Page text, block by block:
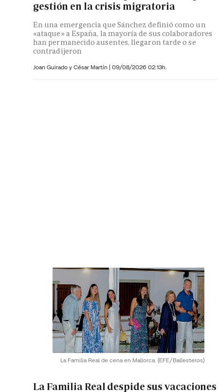
gestión en la crisis migratoria
En una emergencia que Sánchez definió como un
«ataque» a España, la mayoría de sus colaboradores
han permanecido ausentes, llegaron tarde o se
contradijeron
Joan Guirado y César Martín | 09/08/2026 02:13h.
La Familia Real de cena en Mallorca. (EFE/Ballesteros)
La Familia Real despide sus vacaciones